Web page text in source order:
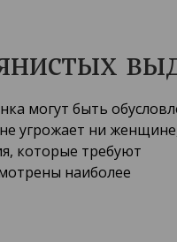
могут быть
угрожает ни
которые требуют
наиболее